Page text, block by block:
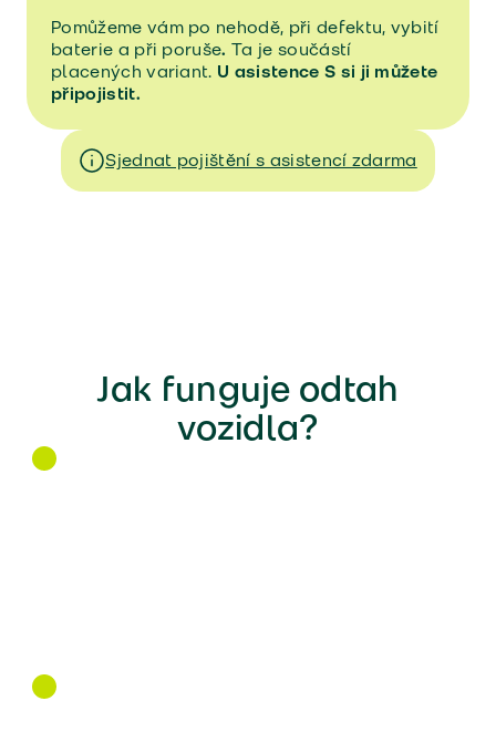
Pomůžeme vám po nehodě, při defektu, vybití
baterie a při poruše. Ta je součástí
placených variant. U asistence S si ji můžete
připojistit.
Sjednat pojištění s asistencí zdarma
Jak funguje odtah
vozidla?